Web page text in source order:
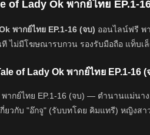
of Lady Ok พากย์ไทย EP.1-
พากย์ไทย EP.1-16 (จบ) ออนไลน์ฟรี พ
ไม่มีโฆษณารบกวน รองรับมือถือ แท็บ
of Lady Ok พากย์ไทย EP.1-16 (
พากย์ไทย EP.1-16 (จบ) — ตำนานแม่
ยวกับ "อ๊กจู" (รับบทโดย คิมแทรี) หญิ